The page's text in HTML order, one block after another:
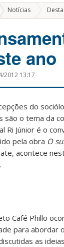
Notícias
ano
2012 13:17
do
são o tema da
Ri Júnior é o
pela obra O
acontece
Café Phillo
para abordar
as